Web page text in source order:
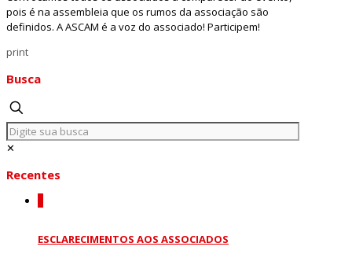
pois é na assembleia que os rumos da associação são
definidos. A ASCAM é a voz do associado! Participem!
print
Busca
✕
Recentes
ESCLARECIMENTOS AOS ASSOCIADOS